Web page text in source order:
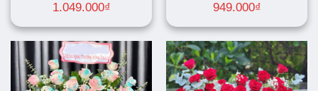
1.049.000₫ 949.000₫